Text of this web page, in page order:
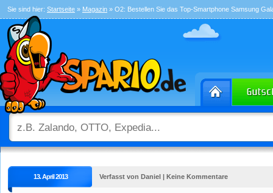
Sie sind hier: Startseite » Magazin » O2: Bestellen Sie das Top-Smartphone Samsung
13. April 2013 Verfasst von Daniel | Keine Kommentare